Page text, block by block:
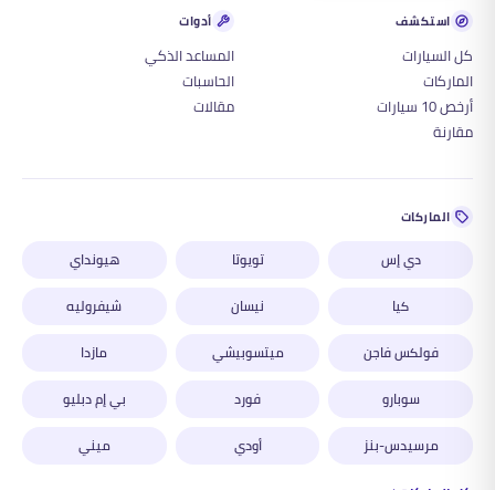
استكشف
كل السيارات
الماركات
أرخص 10 سيارات
مقارنة
أدوات
المساعد الذكي
الحاسبات
مقالات
الماركات
دي إس تويوتا
هيونداي
كيا
نيسان
شيفروليه
فولكس فاجن
ميتسوبيشي
مازدا
سوبارو
فورد
بي إم دبليو
مرسيدس-بنز
أودي
ميني